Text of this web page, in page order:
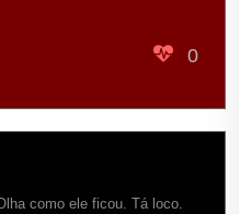
0
como ele ficou. Tá loco.